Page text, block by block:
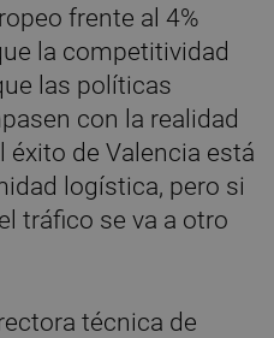
frente al 4%
la competitividad
las políticas
con la realidad
éxito de Valencia está
logística, pero si
tráfico se va a otro
técnica de